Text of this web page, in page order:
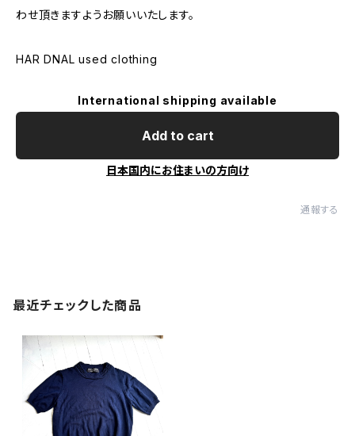
わせ頂きますようお願いいたします。
HAR DNAL used clothing
International shipping available
Add to cart
日本国内にお住まいの方向け
通報する
最近チェックした商品